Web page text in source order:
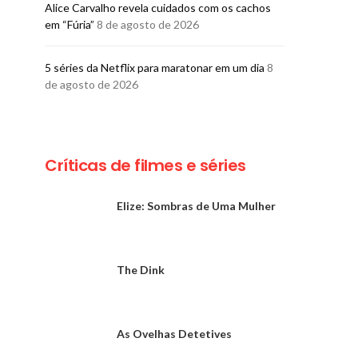
Alice Carvalho revela cuidados com os cachos
em “Fúria” 8 de agosto de 2026
5 séries da Netflix para maratonar em um dia 8
de agosto de 2026
Críticas de filmes e séries
Elize: Sombras de Uma Mulher
The Dink
As Ovelhas Detetives